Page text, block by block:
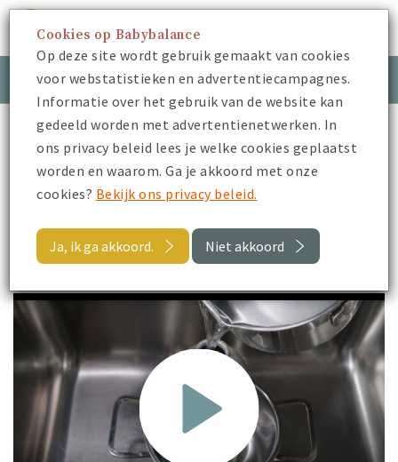
Inloggen Meld je aan
Babybalance Je Zwangerschap
Kraamzorg
Kruik vullen
Kruik vullen
Cookies op Babybalance
Op deze site wordt gebruik gemaakt van cookies
voor webstatistieken en advertentiecampagnes.
Informatie over het gebruik van de website kan
gedeeld worden met advertentienetwerken. In
ons privacy beleid lees je welke cookies geplaatst
worden en waarom. Ga je akkoord met onze
cookies? Bekijk ons privacy beleid.
Ja, ik ga akkoord. Niet akkoord